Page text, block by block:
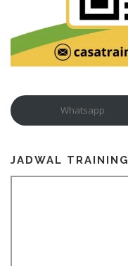
Whatsapp
JADWAL TRAINING